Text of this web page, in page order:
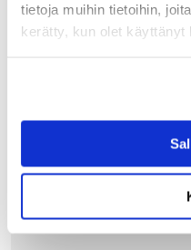
tietoja muihin tietoihin,
kerätty, kun olet käyttänyt
ALESSI PULCINA
kahvalla on Michele de
tarvitse